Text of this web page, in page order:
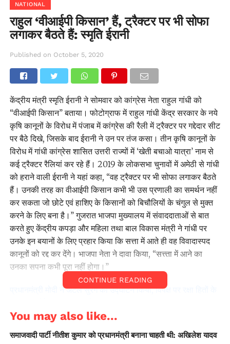
NATIONAL
राहुल ‘वीआईपी किसान’ हैं, ट्रैक्टर पर भी सोफा
लगाकर बैठते हैं: स्मृति ईरानी
Published on October 5, 2020
केंद्रीय मंत्री स्मृति ईरानी ने सोमवार को कांग्रेस नेता राहुल गांधी को
‘‘वीआईपी किसान’’ बताया। फोटोग्राफ में राहुल गांधी केंद्र सरकार के नये
कृषि कानूनों के विरोध में पंजाब में कांग्रेस की रैली में ट्रैक्टर पर गद्देदार सीट
पर बैठे दिखे, जिसके बाद ईरानी ने उन पर तंज कसा। तीन कृषि कानूनों के
विरोध में गांधी कांग्रेस शासित उत्तरी राज्यों में ‘खेती बचाओ यात्रा’ नाम से
कई ट्रैक्टर रैलियां कर रहे हैं। 2019 के लोकसभा चुनावों में अमेठी से गांधी
को हराने वाली ईरानी ने यहां कहा, ‘‘वह ट्रैक्टर पर भी सोफा लगाकर बैठते
हैं। उनकी तरह का वीआईपी किसान कभी भी उस प्रणाली का समर्थन नहीं
कर सकता जो छोटे एवं हाशिए के किसानों को बिचौलियों के चंगुल से मुक्त
करने के लिए बना है।’’ गुजरात भाजपा मुख्यालय में संवाददाताओं से बात
करते हुए केंद्रीय कपड़ा और महिला तथा बाल विकास मंत्री ने गांधी पर
उनके इन बयानों के लिए प्रहार किया कि सत्ता में आते ही वह विवादास्पद
कानूनों को रद्द कर देंगे। भाजपा नेता ने दावा किया, ‘‘सत्त्ता में आने का
उनका सपना कभी पूरा नहीं होगा।’’
प्रधानमंत्री मोदी ने अटल सुरंग का उद्घाटन किया, विपक्ष पर रक्षा हितों के
उन्होंने आरोप लगाया कि ‘‘संसदीय परंपराओं का सम्मान करना उनकी
प्रकृति में नहीं है’’ क्योंकि कांग्रेस शासित संप्रग सरकार में उन्होंने एक
CONTINUE READING
You may also like...
समाजवादी पार्टी नीतीश कुमार को प्रधानमंत्री बनाना चाहती थी: अखिलेश यादव